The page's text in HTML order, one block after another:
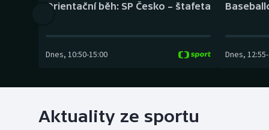
Gymnastika
Orientační běh: SP Česko – štafeta
Dnes, 10:50-15:00 Dnes, 12:55-
Aktuality ze sportu